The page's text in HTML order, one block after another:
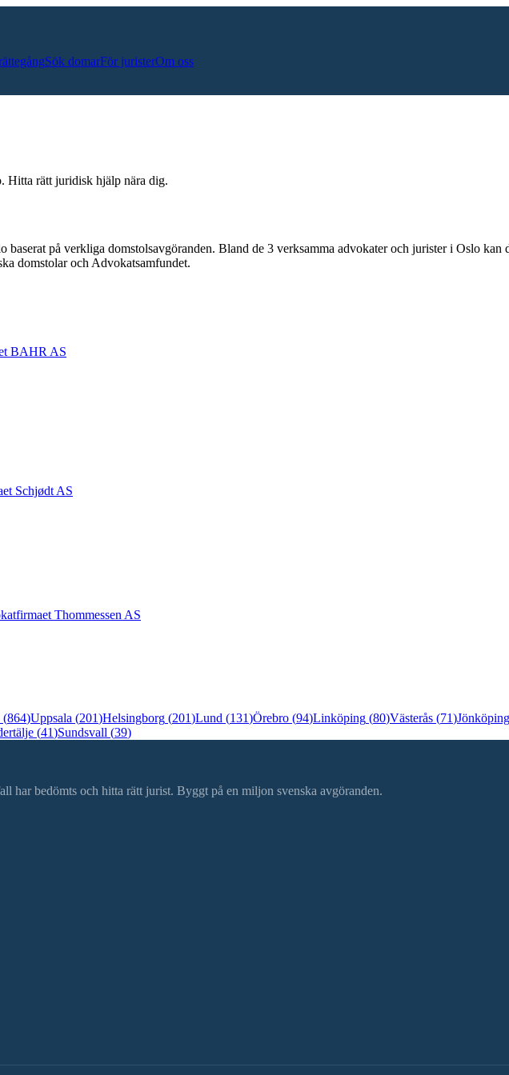
Sök domarFör juristerOm oss
Hitta rätt juridisk hjälp nära dig.
baserat på verkliga domstolsavgöranden. Bland de 3 verksamma advokater och jurister i Oslo kan
domstolar och Advokatsamfundet.
BAHR AS
Schjødt AS
Thommessen AS
(864)Uppsala (201)Helsingborg (201)Lund (131)Örebro (94)Linköping (80)Västerås (71)Jönköping
(41)Sundsvall (39)
har bedömts och hitta rätt jurist. Byggt på en miljon svenska avgöranden.